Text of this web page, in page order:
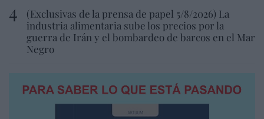
(Exclusivas de la prensa de papel 5/8/2026) La
industria alimentaria sube los precios por la
guerra de Irán y el bombardeo de barcos en el Mar
Negro